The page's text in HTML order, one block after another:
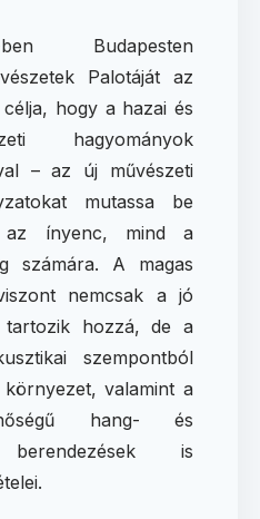
Budapesten
Palotáját az
hogy a hazai és
hagyományok
– az új művészeti
mutassa be
az ínyenc, mind a
számára. A magas
nemcsak a jó
tartozik hozzá, de a
szempontból
valamint a
hang- és
berendezések is